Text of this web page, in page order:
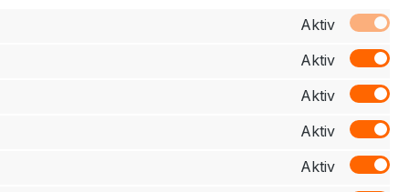
Aktiv
Aktiv
Aktiv
Aktiv
Aktiv